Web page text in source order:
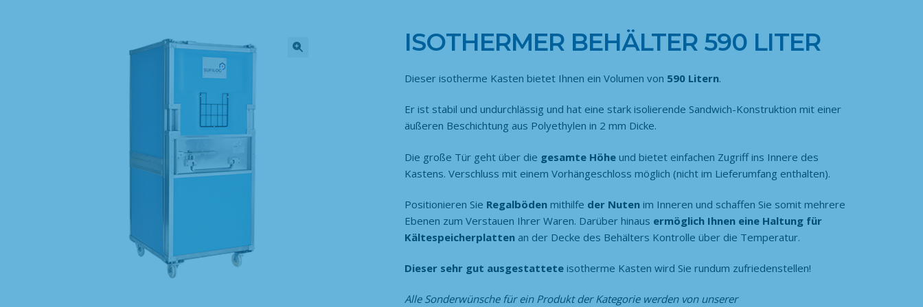
ISOTHERMER BEHÄLTER 590 LITER
Dieser isotherme Kasten bietet Ihnen ein Volumen von 590 Litern.
Er ist stabil und undurchlässig und hat eine stark isolierende Sandwich-Konstruktion mit einer
äußeren Beschichtung aus Polyethylen in 2 mm Dicke.
Die große Tür geht über die gesamte Höhe und bietet einfachen Zugriff ins Innere des
Kastens. Verschluss mit einem Vorhängeschloss möglich (nicht im Lieferumfang enthalten).
Positionieren Sie Regalböden mithilfe der Nuten im Inneren und schaffen Sie somit mehrere
Ebenen zum Verstauen Ihrer Waren. Darüber hinaus ermöglich Ihnen eine Haltung für
Kältespeicherplatten an der Decke des Behälters Kontrolle über die Temperatur.
Dieser sehr gut ausgestattete isotherme Kasten wird Sie rundum zufriedenstellen!
Alle Sonderwünsche für ein Produkt der Kategoriewerden von unserer